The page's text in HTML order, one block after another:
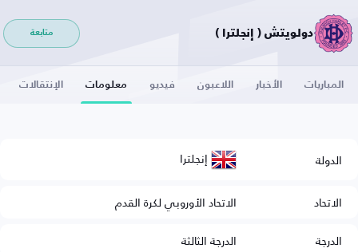
دولويتش ( إنجلترا ) متابعة
المباريات الأخبار اللاعبون فيديو معلومات الإنتقالات
الدولة إنجلترا
الاتحاد
الاتحاد الأوروبي لكرة القدم
الدرجة
الدرجة الثالثة